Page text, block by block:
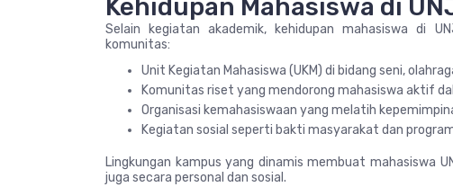
Kehidupan Mahasiswa di
Selain kegiatan akademik, kehidupan mahasiswa di
komunitas:
Unit Kegiatan Mahasiswa (UKM) di bidang seni,
Komunitas riset yang mendorong mahasiswa aktif
Organisasi kemahasiswaan yang melatih
Kegiatan sosial seperti bakti masyarakat dan
Lingkungan kampus yang dinamis membuat mahasiswa
juga secara personal dan sosial.